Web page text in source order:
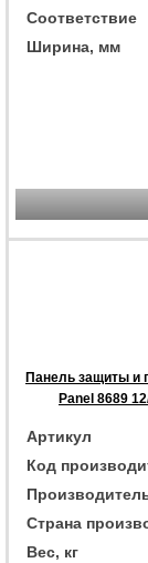
Соответствие
Ширина, мм
Панель защиты и
Panel 8689
Артикул
Код
Страна
Вес, кг